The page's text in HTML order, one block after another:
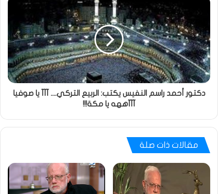
دكتور أحمد راسم النفيس يكتب: الربيع التركي.... آآآ يا صوفيا
آآآههه يا مكة!!!
مقالات ذات صلة